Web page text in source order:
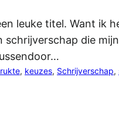
leuke titel. Want ik
die
, keuzes, Schrijverschap,